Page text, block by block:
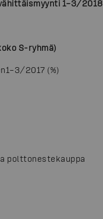
1–3/2018
S-ryhmä)
1–3/2017 (%)
polttonestekauppa